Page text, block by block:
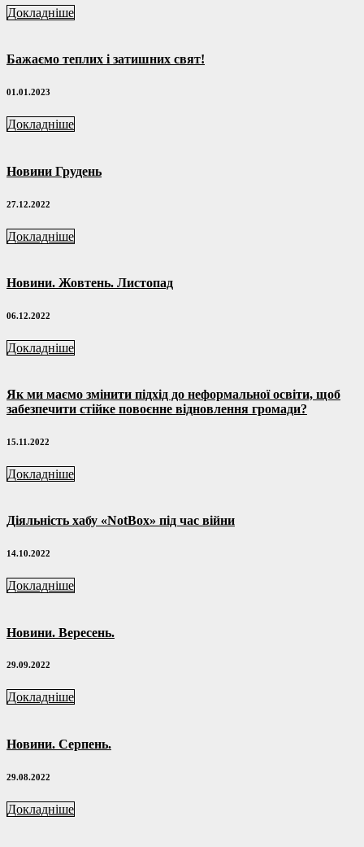
Докладніше
Бажаємо теплих і затишних свят!
01.01.2023
Докладніше
Новини Грудень
27.12.2022
Докладніше
Новини. Жовтень. Листопад
06.12.2022
Докладніше
Як ми маємо змінити підхід до неформальної освіти, щоб
забезпечити стійке повоєнне відновлення громади?
15.11.2022
Докладніше
Діяльність хабу «NotBox» під час війни
14.10.2022
Докладніше
Новини. Вересень.
29.09.2022
Докладніше
Новини. Серпень.
29.08.2022
Докладніше